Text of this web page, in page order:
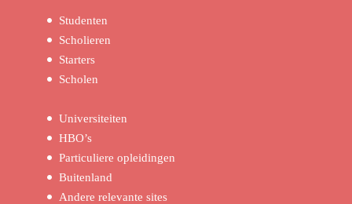
Studenten
Scholieren
Starters
Scholen
Universiteiten
HBO’s
Particuliere opleidingen
Buitenland
Andere relevante sites